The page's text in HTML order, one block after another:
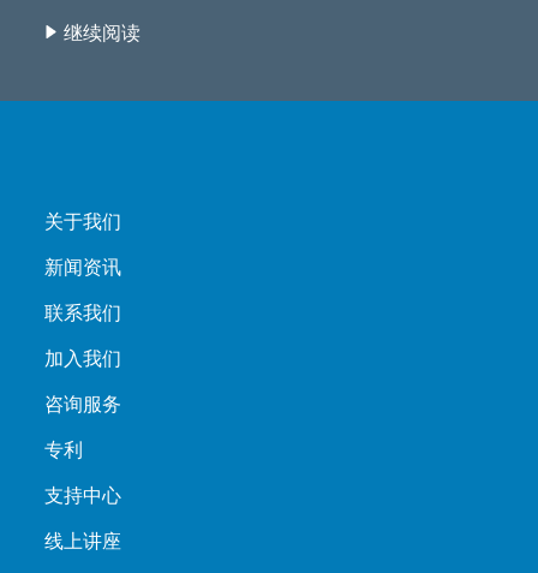
继续阅读
关于我们
新闻资讯
联系我们
加入我们
咨询服务
专利
支持中心
线上讲座